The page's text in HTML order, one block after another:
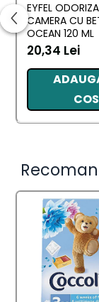
EYFEL
CAMERA CU
OCEAN 120 ML
20,34 Lei
COS